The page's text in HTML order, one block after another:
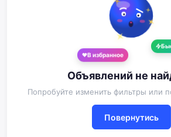
В избранное
Объявлений не
Попробуйте изменить фильтры или
Повернутись